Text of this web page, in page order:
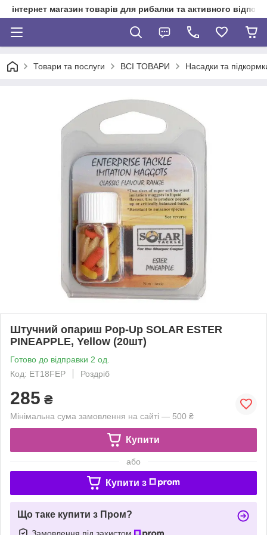
інтернет магазин товарів для рибалки та активного
Товари та послуги ВСІ ТОВАРИ Насадки та
Штучний опариш Pop-Up SOLAR ESTER
PINEAPPLE, Yellow (20шт)
Готово до відправки 2 од.
Код: ET18FEP
Роздріб
285 ₴
Мінімальна сума замовлення на сайті — 500 ₴
Купити
або
Купити з
Що таке купити з Пром?
Замовлення під захистом